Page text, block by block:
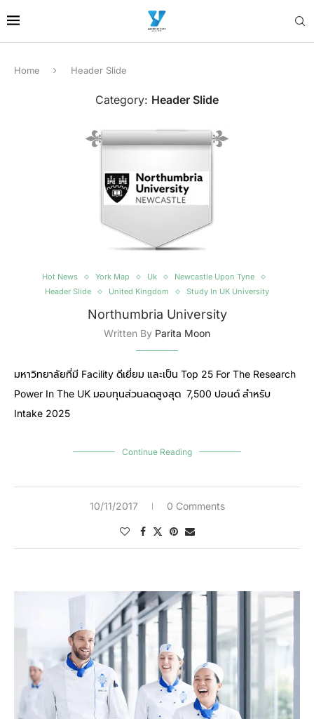
Home Header Slide
Category: Header Slide
Hot News York Map Uk
Newcastle Upon Tyne
Header Slide
United Kingdom Study In UK University
Northumbria University
Written By Parita Moon
มหาวิทยาลัยที่มี Facility ดีเยี่ยม และเป็น Top 25 For The Research
Power In The UK มอบทุนส่วนลดสูงสุด 7,500 ปอนด์ สำหรับ
Intake 2025
Continue Reading
10/11/2017 0 Comments